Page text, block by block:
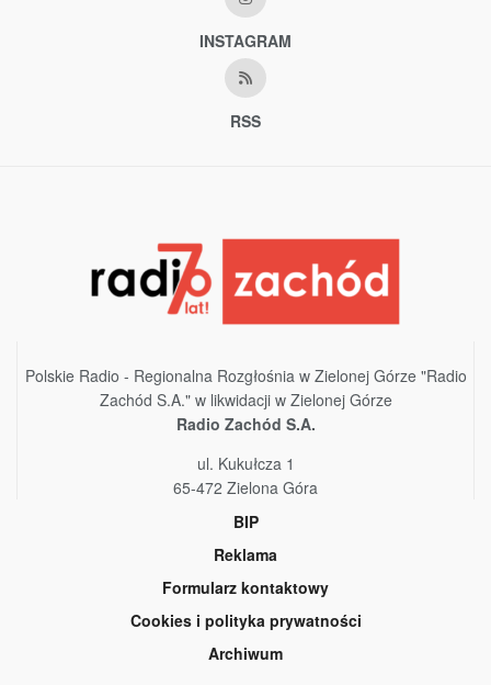
INSTAGRAM
RSS
Polskie Radio - Regionalna Rozgłośnia w Zielonej Górze "Radio
Zachód S.A." w likwidacji w Zielonej Górze
Radio Zachód S.A.
ul. Kukułcza 1
65-472 Zielona Góra
BIP
Reklama
Formularz kontaktowy
Cookies i polityka prywatności
Archiwum